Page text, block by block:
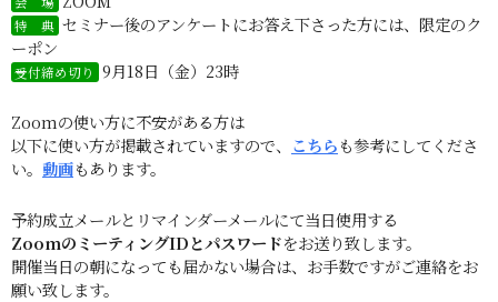
特 典 セミナー後のアンケートにお答え下さった方には、限定のク
ーポン
受付締め切り 9月18日（金）23時
Zoomの使い方に不安がある方は
以下に使い方が掲載されていますので、 こちらも参考にしてくださ
い。 動画もあります。
予約成立メールとリマインダーメールにて当日使用する
ZoomのミーティングIDとパスワードをお送り致します。
開催当日の朝になっても届かない場合は、お手数ですがご連絡をお
願い致します。